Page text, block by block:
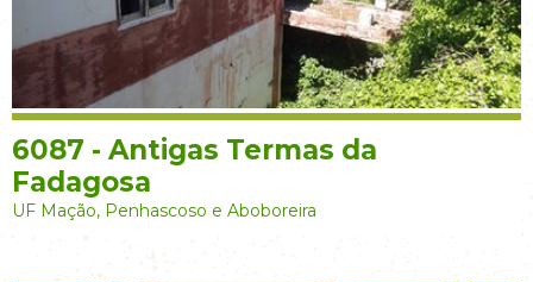
6087 - Antigas Termas da
Fadagosa
UF Mação, Penhascoso e Aboboreira